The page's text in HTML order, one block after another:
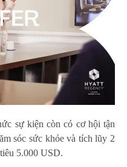
sự kiện còn có cơ hội tận
sóc sức khỏe và tích lũy 2
5.000 USD.